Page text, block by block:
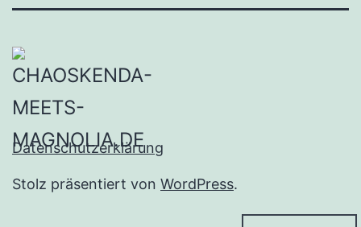
Datenschutzerklärung
Stolz präsentiert von WordPress.